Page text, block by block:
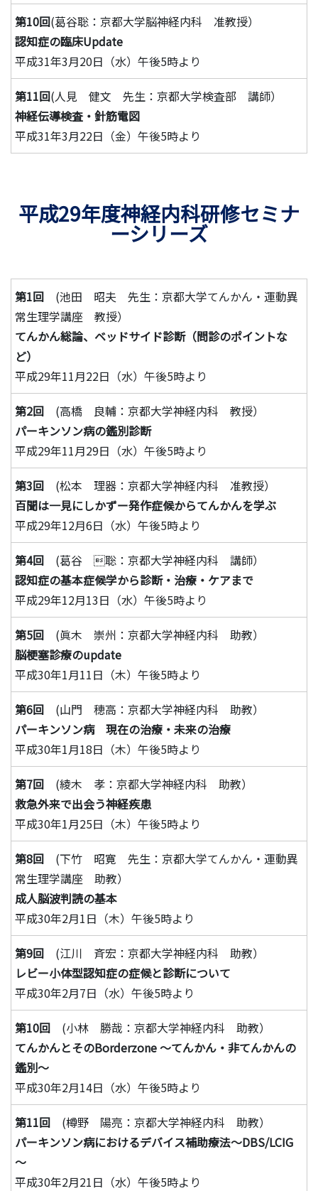
第10回(葛谷聡：京都大学脳神経内科 准教授）
認知症の臨床Update
平成31年3月20日（水）午後5時より
第11回(人見 健文 先生：京都大学検査部 講師）
神経伝導検査・針筋電図
平成31年3月22日（金）午後5時より
平成29年度神経内科研修セミナ
ーシリーズ
第1回 (池田 昭夫 先生：京都大学てんかん・運動異
常生理学講座 教授）
てんかん総論、ベッドサイド診断（問診のポイントな
ど）
平成29年11月22日（水）午後5時より
第2回 (高橋 良輔：京都大学神経内科 教授）
パーキンソン病の鑑別診断
平成29年11月29日（水）午後5時より
第3回 (松本 理器：京都大学神経内科 准教授）
百聞は一見にしかずー発作症候からてんかんを学ぶ
平成29年12月6日（水）午後5時より
第4回 (葛谷 聡：京都大学神経内科 講師）
認知症の基本症候学から診断・治療・ケアまで
平成29年12月13日（水）午後5時より
第5回
(眞木 崇州：京都大学神経内科 助教）
脳梗塞診療のupdate
平成30年1月11日（木）午後5時より
第6回
(山門 穂高：京都大学神経内科 助教）
パーキンソン病 現在の治療・未来の治療
平成30年1月18日（木）午後5時より
第7回 (綾木 孝：京都大学神経内科 助教）
救急外来で出会う神経疾患
平成30年1月25日（木）午後5時より
第8回 (下竹 昭寛 先生：京都大学てんかん・運動異
常生理学講座 助教）
成人脳波判読の基本
平成30年2月1日（木）午後5時より
第9回 (江川 斉宏：京都大学神経内科 助教）
レビー小体型認知症の症候と診断について
平成30年2月7日（水）午後5時より
第10回 (小林 勝哉：京都大学神経内科 助教）
てんかんとそのBorderzone ～てんかん・非てんかんの
鑑別～
平成30年2月14日（水）午後5時より
第11回 (樽野 陽亮：京都大学神経内科 助教）
パーキンソン病におけるデバイス補助療法～DBS/LCIG
～
平成30年2月21日（水）午後5時より